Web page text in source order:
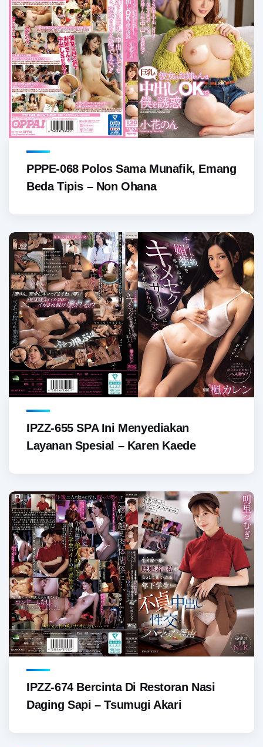
PPPE-068 Polos Sama Munafik, Emang
Beda Tipis – Non Ohana
IPZZ-655 SPA Ini Menyediakan
Layanan Spesial – Karen Kaede
IPZZ-674 Bercinta Di Restoran Nasi
Daging Sapi – Tsumugi Akari